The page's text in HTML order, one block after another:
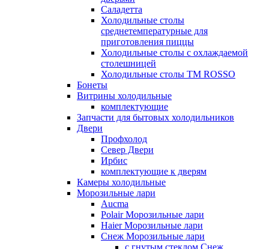
Саладетта
Холодильные столы
среднетемпературные для
приготовления пиццы
Холодильные столы с охлаждаемой
столешницей
Холодильные столы ТМ ROSSO
Бонеты
Витрины холодильные
комплектующие
Запчасти для бытовых холодильников
Двери
Профхолод
Север Двери
Ирбис
комплектующие к дверям
Камеры холодильные
Морозильные лари
Aucma
Polair Морозильные лари
Haier Морозильные лари
Снеж Морозильные лари
с гнутым стеклом Снеж